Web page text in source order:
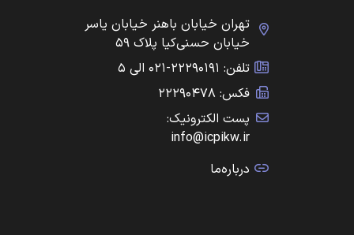
تهران خیابان باهنر خیابان یاسر
خیابان حسنی‌کیا پلاک ۵۹
تلفن: ۲۲۲۹۰۱۹۱-۰۲۱ الی ۵
فکس: ۲۲۲۹۰۴۷۸
پست الکترونیک:
info@icpikw.ir
درباره‌ما